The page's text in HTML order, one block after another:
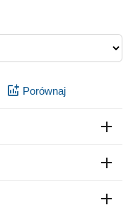
Porównaj